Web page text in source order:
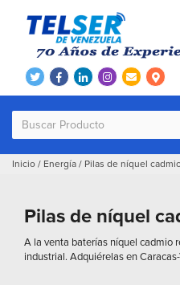
Inicio / Energía / Pilas de níquel
Pilas de níquel
A la venta baterías níquel cadmio
industrial. Adquiérelas en